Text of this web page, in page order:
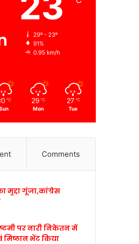
29º - 23º
91%
0.95 km/h
℃ 29 ℃
Mon
27 ℃
Tue
Comments
मुद्दा गूंजा,कांग्रेस
पर नारी निकेतन में
भेंट किया